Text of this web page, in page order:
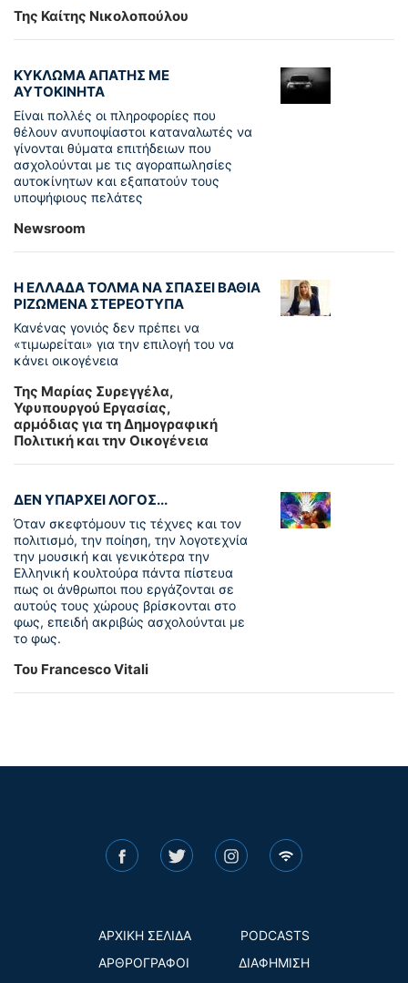
Της Καίτης Νικολοπούλου
ΚΥΚΛΩΜΑ ΑΠΑΤΗΣ ΜΕ
ΑΥΤΟΚΙΝΗΤΑ
Είναι πολλές οι πληροφορίες που
θέλουν ανυποψίαστοι καταναλωτές να
γίνονται θύματα επιτήδειων που
ασχολούνται με τις αγοραπωλησίες
αυτοκίνητων και εξαπατούν τους
υποψήφιους πελάτες
Newsroom
Η ΕΛΛΑΔΑ ΤΟΛΜΑ ΝΑ ΣΠΑΣΕΙ ΒΑΘΙΑ
ΡΙΖΩΜΕΝΑ ΣΤΕΡΕΟΤΥΠΑ
Κανένας γονιός δεν πρέπει να
«τιμωρείται» για την επιλογή του να
κάνει οικογένεια
Της Μαρίας Συρεγγέλα,
Υφυπουργού Εργασίας,
αρμόδιας για τη Δημογραφική
Πολιτική και την Οικογένεια
ΔΕΝ ΥΠΑΡΧΕΙ ΛΟΓΟΣ...
Όταν σκεφτόμουν τις τέχνες και τον
πολιτισμό, την ποίηση, την λογοτεχνία
την μουσική και γενικότερα την
Ελληνική κουλτούρα πάντα πίστευα
πως οι άνθρωποι που εργάζονται σε
αυτούς τους χώρους βρίσκονται στο
φως, επειδή ακριβώς ασχολούνται με
το φως.
Του Francesco Vitali
ΑΡΧΙΚΗ ΣΕΛΙΔΑ
PODCASTS
ΑΡΘΡΟΓΡΑΦΟΙ
ΔΙΑΦΗΜΙΣΗ